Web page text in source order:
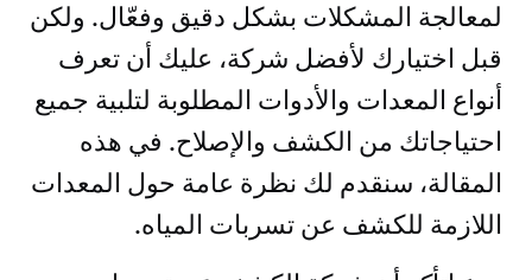
لمعالجة المشكلات بشكل دقيق وفعّال. ولكن
قبل اختيارك لأفضل شركة، عليك أن تعرف
أنواع المعدات والأدوات المطلوبة لتلبية جميع
احتياجاتك من الكشف والإصلاح. في هذه
المقالة، سنقدم لك نظرة عامة حول المعدات
اللازمة للكشف عن تسربات المياه.